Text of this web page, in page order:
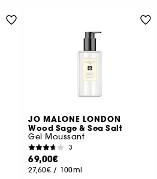
JO MALONE LONDON
Wood Sage & Sea Salt
Gel Moussant
3
69,00€
27,60€ / 100ml